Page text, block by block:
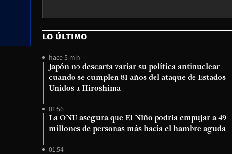
LO ÚLTIMO
hace 5 min
Japón no descarta variar su política antinuclear
cuando se cumplen 81 años del ataque de Estados
Unidos a Hiroshima
01:56
La ONU asegura que El Niño podría empujar a 49
millones de personas más hacia el hambre aguda
01:54